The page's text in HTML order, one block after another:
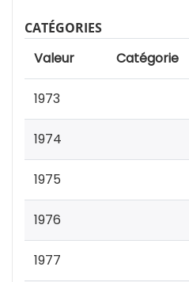
CATÉGORIES
Valeur Catégorie
1973
1974
1975
1976
1977